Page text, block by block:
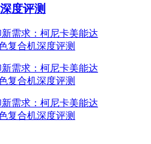
度评测